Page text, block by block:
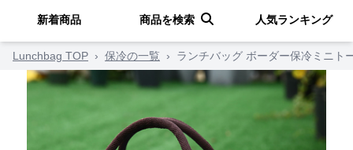
新着商品 商品を検索 人気ランキング
Lunchbag TOP › 保冷の一覧 › ランチバッグ ボーダー保冷ミニト